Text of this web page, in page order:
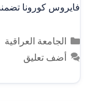
فايروس كورونا
التصنيفات
الجامعة العراقية
أضف تعليق